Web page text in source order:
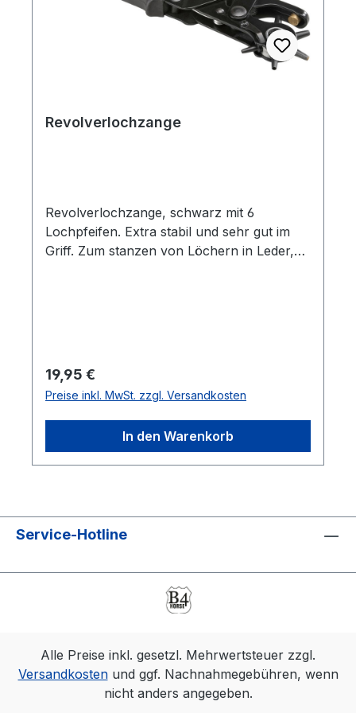
Revolverlochzange
Revolverlochzange, schwarz mit 6
Lochpfeifen. Extra stabil und sehr gut im
Griff. Zum stanzen von Löchern in Leder,
Regulärer Preis:
19,95 €
Preise inkl. MwSt. zzgl. Versandkosten
In den Warenkorb
Service-Hotline
Alle Preise inkl. gesetzl. Mehrwertsteuer zzgl.
Versandkostenund ggf. Nachnahmegebühren, wenn
nicht anders angegeben.